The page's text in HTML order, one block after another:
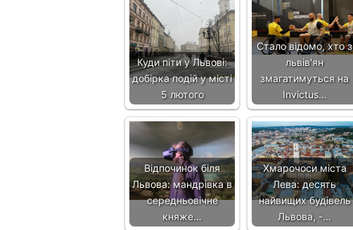
Куди піти у Львові:
добірка подій у місті
5 лютого
Стало відомо, хто з
львів'ян
змагатимуться на
Invictus…
Відпочинок біля
Львова: мандрівка в
середньовічне
княже…
Хмарочоси міста
Лева: десять
найвищих будівель
Львова, -…